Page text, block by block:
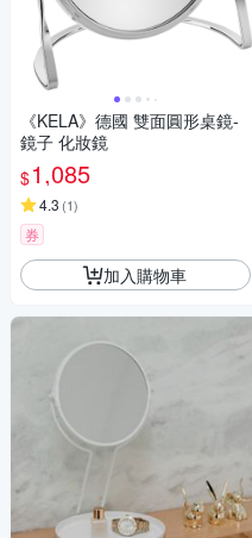
《KELA》德國 雙面圓形桌鏡-
鏡子 化妝鏡
$1,085
4.3 (1)
券
加入購物車